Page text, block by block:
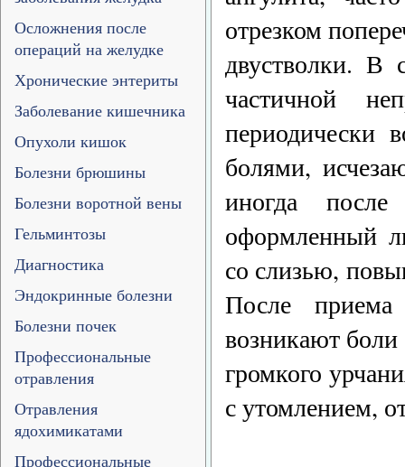
Осложнения после
операций на желудке
Хронические энтериты
Заболевание кишечника
Опухоли кишок
Болезни брюшины
Болезни воротной вены
Гельминтозы
Диагностика
Эндокринные болезни
Болезни почек
Профессиональные
отравления
Отравления
ядохимикатами
Профессиональные
отрезком
двустволки. В
частичной
периодически
болями,
иногда после
оформленный
со слизью,
После
возникают
громкого
с утомлением,